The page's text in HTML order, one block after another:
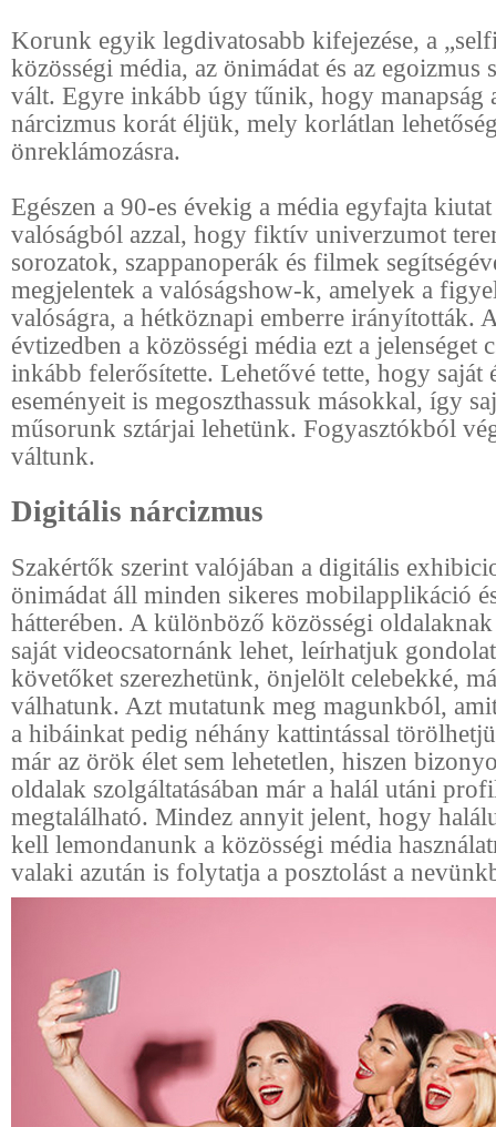
Korunk egyik legdivatosabb kifejezése, a
közösségi média, az önimádat és az egoizmus
vált. Egyre inkább úgy tűnik, hogy manapság
nárcizmus korát éljük, mely korlátlan
önreklámozásra.
Egészen a 90-es évekig a média egyfajta
valóságból azzal, hogy fiktív univerzumot
sorozatok, szappanoperák és filmek
megjelentek a valóságshow-k, amelyek a
valóságra, a hétköznapi emberre irányították.
évtizedben a közösségi média ezt a jelenséget
inkább felerősítette. Lehetővé tette, hogy saját
eseményeit is megoszthassuk másokkal, így
műsorunk sztárjai lehetünk. Fogyasztókból
váltunk.
Digitális nárcizmus
Szakértők szerint valójában a digitális
önimádat áll minden sikeres mobilapplikáció
hátterében. A különböző közösségi
saját videocsatornánk lehet, leírhatjuk
követőket szerezhetünk, önjelölt celebekké,
válhatunk. Azt mutatunk meg magunkból,
a hibáinkat pedig néhány kattintással
már az örök élet sem lehetetlen, hiszen
oldalak szolgáltatásában már a halál utáni
megtalálható. Mindez annyit jelent, hogy
kell lemondanunk a közösségi média
valaki azután is folytatja a posztolást a